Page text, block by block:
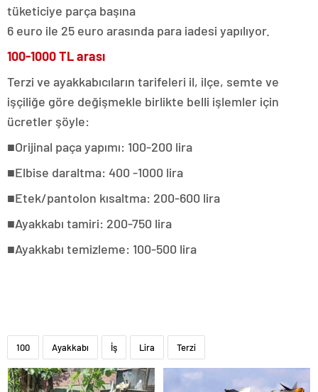
tüketiciye parça başına
6 euro ile 25 euro arasında para iadesi yapılıyor.
100-1000 TL arası
Terzi ve ayakkabıcıların tarifeleri il, ilçe, semte ve
işçiliğe göre değişmekle birlikte belli işlemler için
ücretler şöyle:
■Orijinal paça yapımı: 100-200 lira
■Elbise daraltma: 400 -1000 lira
■Etek/pantolon kısaltma: 200-600 lira
■Ayakkabı tamiri: 200-750 lira
■Ayakkabı temizleme: 100-500 lira
100 Ayakkabı İş Lira Terzi